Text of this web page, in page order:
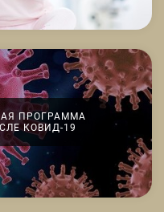
ПРОГРАММА
КОВИД-19